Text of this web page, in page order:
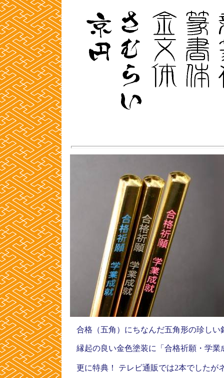
合格（五角）にちなんだ五角形の珍しい
縁起の良い金色塗装に「合格祈願・学
更に特典！ テレビ通販では2本でしたが